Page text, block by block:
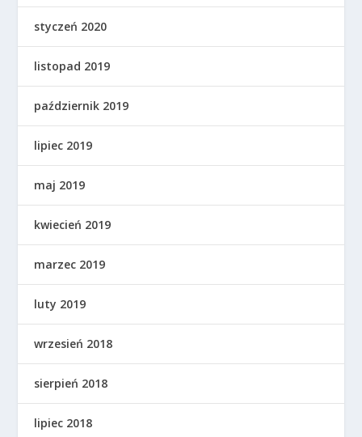
styczeń 2020
listopad 2019
październik 2019
lipiec 2019
maj 2019
kwiecień 2019
marzec 2019
luty 2019
wrzesień 2018
sierpień 2018
lipiec 2018